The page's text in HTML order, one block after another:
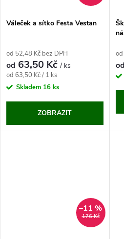
Váleček a sítko Festa Vestan
od 52,48 Kč bez DPH
od 63,50 Kč/ ks
Měrná
cena:
od 63,50 Kč / 1 ks
Skladem 16 ks
ZOBRAZIT
od
176 Kč
–11 %